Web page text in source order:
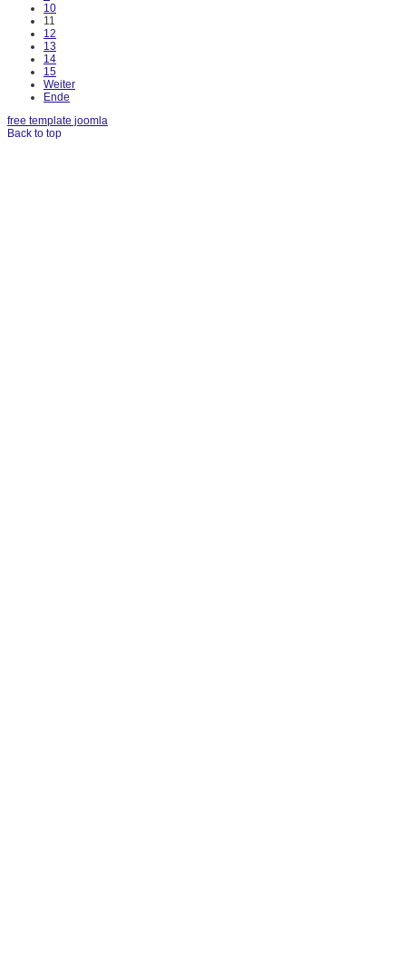
10
11
12
13
14
15
Weiter
Ende
free template joomla
Back to top